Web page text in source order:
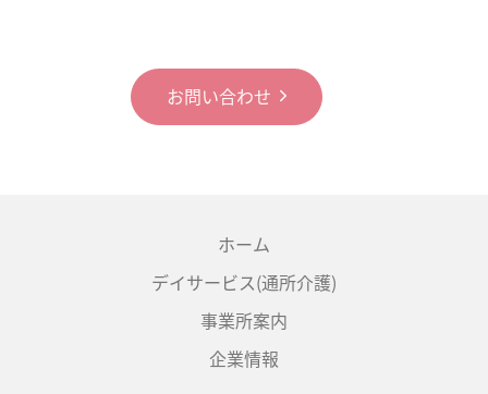
お問い合わせ
ホーム
デイサービス(通所介護)
事業所案内
企業情報